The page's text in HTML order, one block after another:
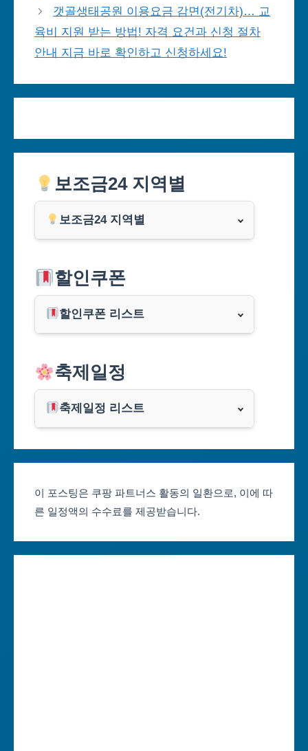
갯골생태공원 이용요금 감면(전기차)… 교
육비 지원 받는 방법! 자격 요건과 신청 절차
안내 지금 바로 확인하고 신청하세요!
보조금24 지역별
보조금24 지역별
부산광역시
대구광역시
인천광역시
광주광역시
대전광역시
할인쿠폰
할인쿠폰 리스트
쿠팡
클룩
축제일정
축제일정 리스트
대구축제 일정
인천축제 일정
이 포스팅은 쿠팡 파트너스 활동의 일환으로, 이에 따
른 일정액의 수수료를 제공받습니다.